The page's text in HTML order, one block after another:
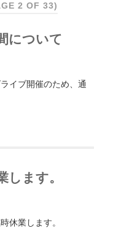
2 OF 33)
について
イブ開催のため、通
します。
休業します。